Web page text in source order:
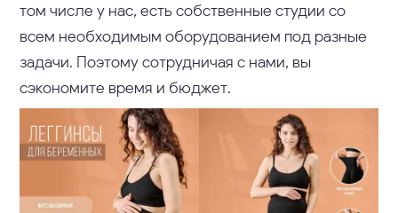
том числе у нас, есть собственные студии со
всем необходимым оборудованием под разные
задачи. Поэтому сотрудничая с нами, вы
сэкономите время и бюджет.